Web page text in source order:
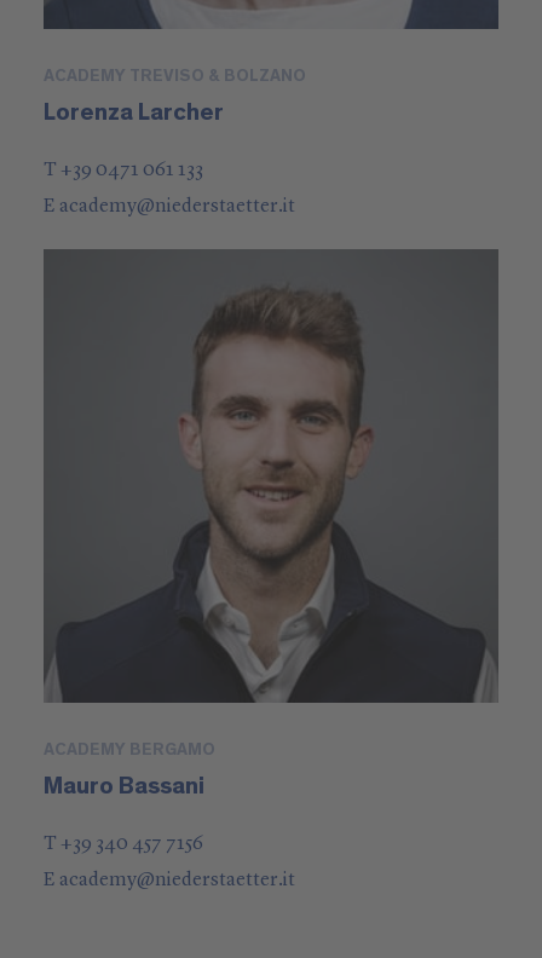
ACADEMY TREVISO & BOLZANO
Lorenza Larcher
T +39 0471 061 133
E academy@niederstaetter.it
ACADEMY BERGAMO
Mauro Bassani
T +39 340 457 7156
E academy@niederstaetter.it